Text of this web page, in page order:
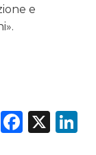
e
X